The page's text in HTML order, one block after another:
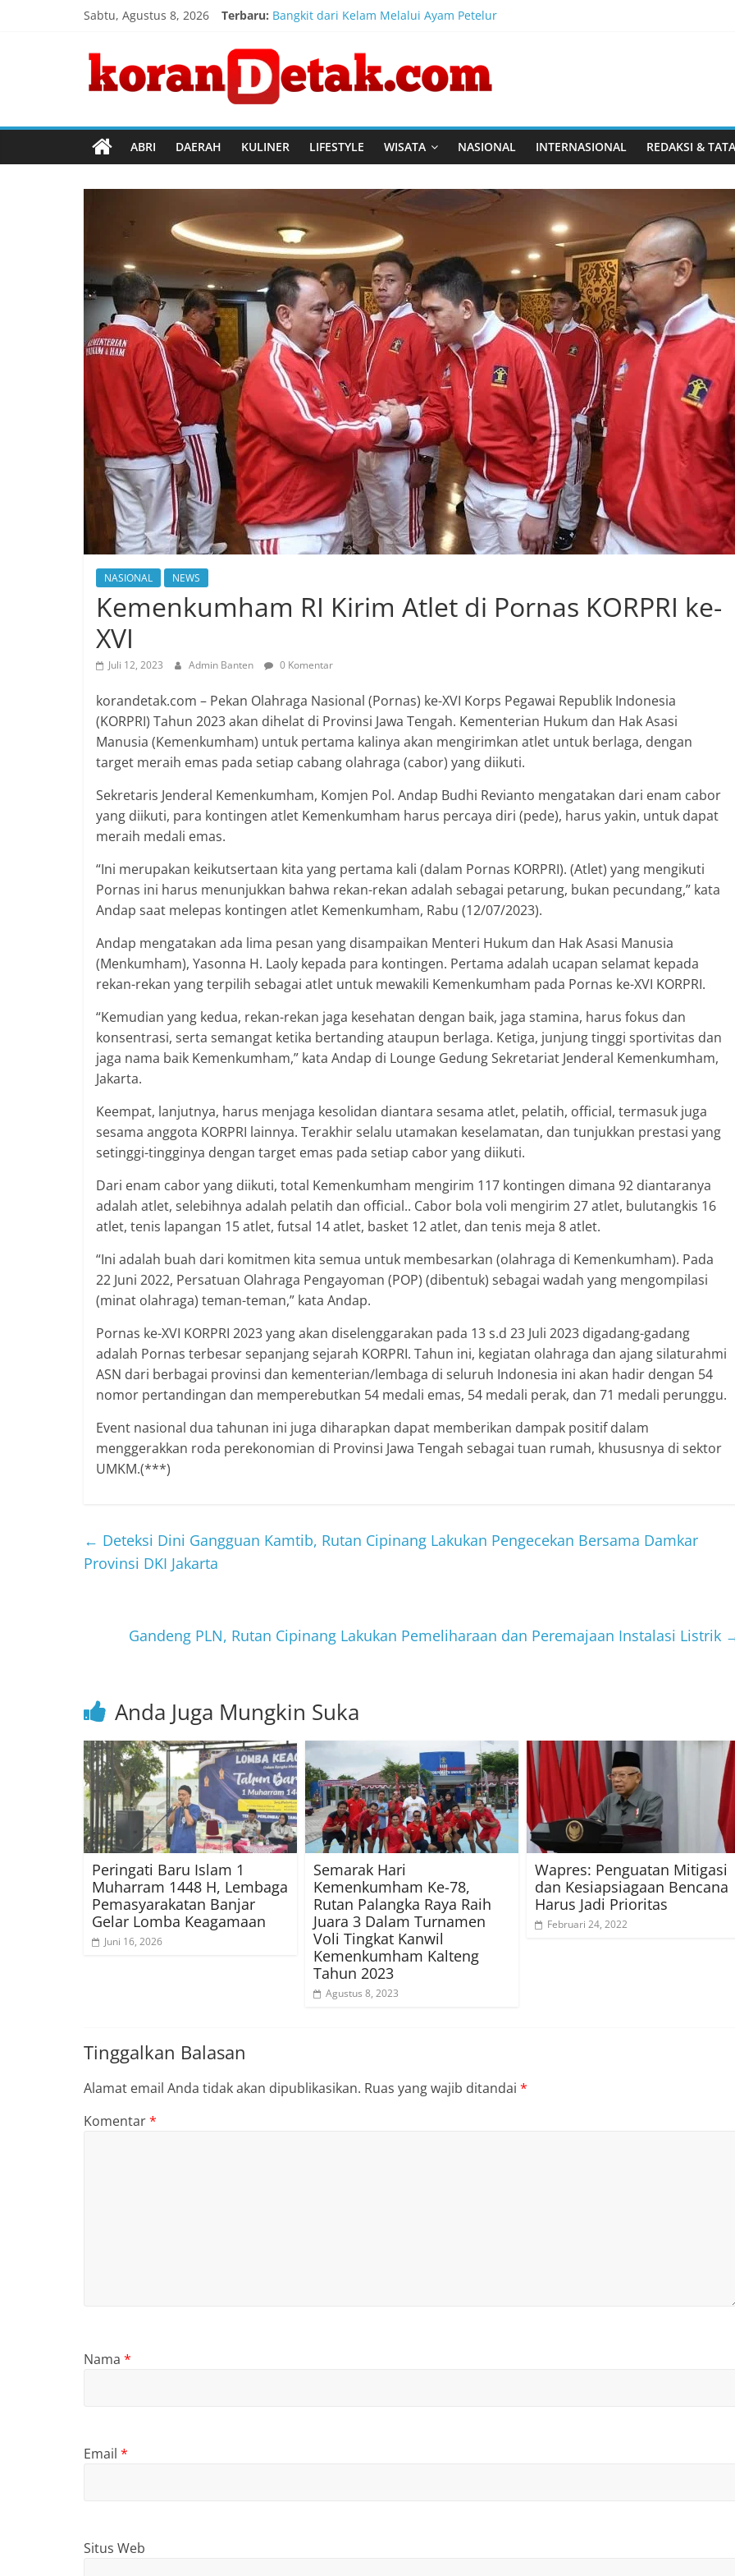
Sabtu, Agustus 8, 2026 Terbaru: Bangkit dari Kelam Melalui Ayam Petelur
Direktur Jenderal Pemasyarakatan tinjau program ketahanan pangan dan
Kemenkum Malut Perkuat Kompetensi Perancang melalui Pendalaman Materi
Kemenkum Malut Harmonisasi Rancangan Perbup Pengadaan Barang dan Jasa
Koran
Detak
Menembus
Batas
Waktu
ABRI DAERAH KULINER LIFESTYLE WISATA NASIONAL INTERNASIONAL REDAKSI &
NASIONAL NEWS
Kemenkumham RI Kirim Atlet di Pornas KORPRI ke-
XVI
Juli 12, 2023 Admin Banten 0 Komentar
korandetak.com – Pekan Olahraga Nasional (Pornas) ke-XVI Korps Pegawai Republik Indonesia
(KORPRI) Tahun 2023 akan dihelat di Provinsi Jawa Tengah. Kementerian Hukum dan Hak Asasi
Manusia (Kemenkumham) untuk pertama kalinya akan mengirimkan atlet untuk berlaga, dengan
target meraih emas pada setiap cabang olahraga (cabor) yang diikuti.
Sekretaris Jenderal Kemenkumham, Komjen Pol. Andap Budhi Revianto mengatakan dari enam cabor
yang diikuti, para kontingen atlet Kemenkumham harus percaya diri (pede), harus yakin, untuk dapat
meraih medali emas.
“Ini merupakan keikutsertaan kita yang pertama kali (dalam Pornas KORPRI). (Atlet) yang mengikuti
Pornas ini harus menunjukkan bahwa rekan-rekan adalah sebagai petarung, bukan pecundang,” kata
Andap saat melepas kontingen atlet Kemenkumham, Rabu (12/07/2023).
Andap mengatakan ada lima pesan yang disampaikan Menteri Hukum dan Hak Asasi Manusia
(Menkumham), Yasonna H. Laoly kepada para kontingen. Pertama adalah ucapan selamat kepada
rekan-rekan yang terpilih sebagai atlet untuk mewakili Kemenkumham pada Pornas ke-XVI KORPRI.
“Kemudian yang kedua, rekan-rekan jaga kesehatan dengan baik, jaga stamina, harus fokus dan
konsentrasi, serta semangat ketika bertanding ataupun berlaga. Ketiga, junjung tinggi sportivitas dan
jaga nama baik Kemenkumham,” kata Andap di Lounge Gedung Sekretariat Jenderal Kemenkumham,
Jakarta.
Keempat, lanjutnya, harus menjaga kesolidan diantara sesama atlet, pelatih, official, termasuk juga
sesama anggota KORPRI lainnya. Terakhir selalu utamakan keselamatan, dan tunjukkan prestasi yang
setinggi-tingginya dengan target emas pada setiap cabor yang diikuti.
Dari enam cabor yang diikuti, total Kemenkumham mengirim 117 kontingen dimana 92 diantaranya
adalah atlet, selebihnya adalah pelatih dan official.. Cabor bola voli mengirim 27 atlet, bulutangkis 16
atlet, tenis lapangan 15 atlet, futsal 14 atlet, basket 12 atlet, dan tenis meja 8 atlet.
“Ini adalah buah dari komitmen kita semua untuk membesarkan (olahraga di Kemenkumham). Pada
22 Juni 2022, Persatuan Olahraga Pengayoman (POP) (dibentuk) sebagai wadah yang mengompilasi
(minat olahraga) teman-teman,” kata Andap.
Pornas ke-XVI KORPRI 2023 yang akan diselenggarakan pada 13 s.d 23 Juli 2023 digadang-gadang
adalah Pornas terbesar sepanjang sejarah KORPRI. Tahun ini, kegiatan olahraga dan ajang silaturahmi
ASN dari berbagai provinsi dan kementerian/lembaga di seluruh Indonesia ini akan hadir dengan 54
nomor pertandingan dan memperebutkan 54 medali emas, 54 medali perak, dan 71 medali perunggu.
Event nasional dua tahunan ini juga diharapkan dapat memberikan dampak positif dalam
menggerakkan roda perekonomian di Provinsi Jawa Tengah sebagai tuan rumah, khususnya di sektor
UMKM.(***)
← Deteksi Dini Gangguan Kamtib, Rutan Cipinang Lakukan Pengecekan Bersama Damkar
Provinsi DKI Jakarta
Gandeng PLN, Rutan Cipinang Lakukan Pemeliharaan dan Peremajaan Instalasi Listrik
Anda Juga Mungkin Suka
Peringati Baru Islam 1
Muharram 1448 H, Lembaga
Pemasyarakatan Banjar
Gelar Lomba Keagamaan
Juni 16, 2026
Semarak Hari
Kemenkumham Ke-78,
Rutan Palangka Raya Raih
Juara 3 Dalam Turnamen
Voli Tingkat Kanwil
Kemenkumham Kalteng
Tahun 2023
Agustus 8, 2023
Wapres: Penguatan Mitigasi
dan Kesiapsiagaan Bencana
Harus Jadi Prioritas
Februari 24, 2022
Tinggalkan Balasan
Alamat email Anda tidak akan dipublikasikan. Ruas yang wajib ditandai *
Komentar*
Nama *
Email *
Situs Web